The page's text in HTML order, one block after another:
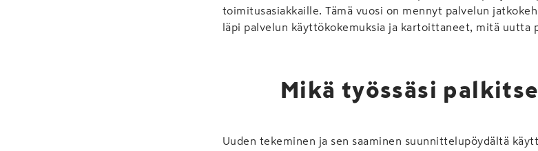
toimitusasiakkaille. Tämä vuosi on mennyt palvelun
läpi palvelun käyttökokemuksia ja kartoittaneet, mitä uutta
Mikä työssäsi
Uuden tekeminen ja sen saaminen suunnittelupöydältä